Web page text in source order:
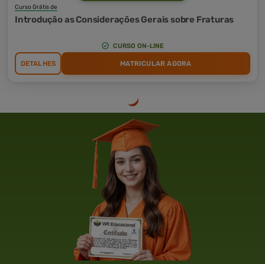
Curso Grátis de
Introdução as Considerações Gerais sobre Fraturas
CURSO ON-LINE
DETALHES MATRICULAR AGORA